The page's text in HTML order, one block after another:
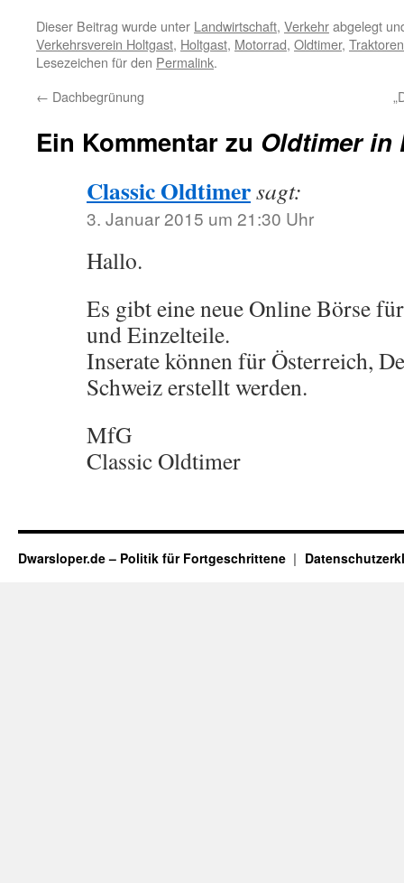
Dieser Beitrag wurde unter Landwirtschaft, Verkehrabgelegt
Verkehrsverein Holtgast, Holtgast, Motorrad, Oldtimer, Traktoren
Lesezeichen für den Permalink.
← Dachbegrünung
Ein Kommentar zu Oldtimer in
Classic Oldtimersagt:
3. Januar 2015 um 21:30 Uhr
Hallo.
Es gibt eine neue Online Börse
und Einzelteile.
Inserate können für Österreich,
Schweiz erstellt werden.
MfG
Classic Oldtimer
Dwarsloper.de – Politik für Fortgeschrittene